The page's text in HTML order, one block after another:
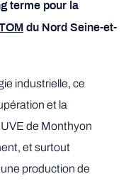
terme pour la
du Nord Seine-et-
industrielle, ce
et la
de Monthyon
et surtout
production de